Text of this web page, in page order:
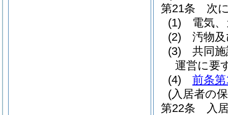
第21条
次
(1)
電気
(2)
汚物
(3)
共同
運営に要
(4)
前条
(入居者の
第22条
入